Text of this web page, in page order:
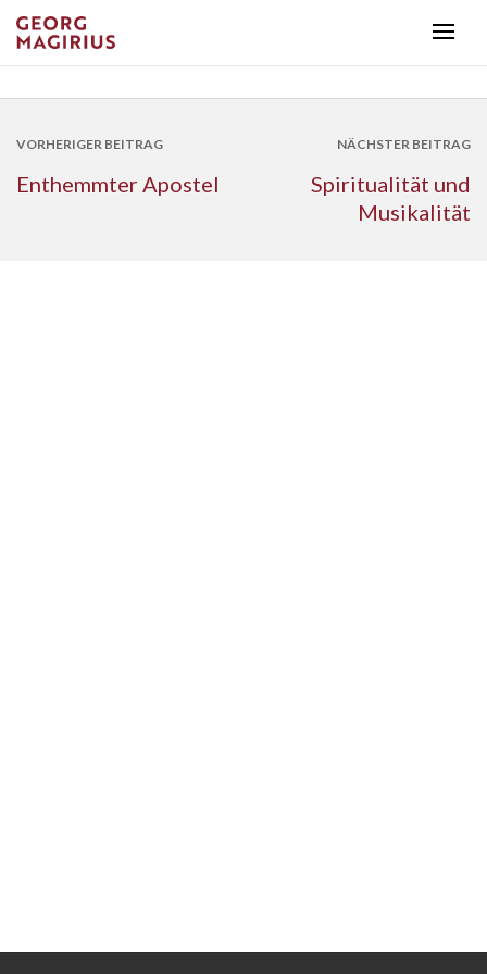
VORHERIGER BEITRAG
Enthemmter Apostel
NÄCHSTER BEITRAG
Spiritualität und
Musikalität